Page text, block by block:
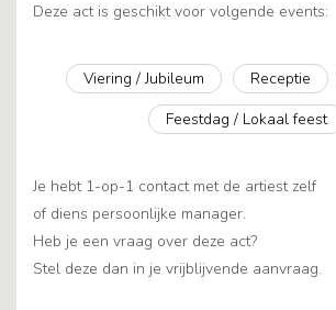
Deze act is geschikt voor volgende events:
Viering / Jubileum Receptie
Feestdag / Lokaal feest
Je hebt 1-op-1 contact met de artiest zelf
of diens persoonlijke manager.
Heb je een vraag over deze act?
Stel deze dan in je vrijblijvende aanvraag.